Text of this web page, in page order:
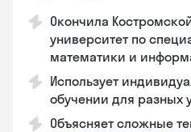
Окончила
университет по
математики и
Использует
обучении для разных
Объясняет сложные